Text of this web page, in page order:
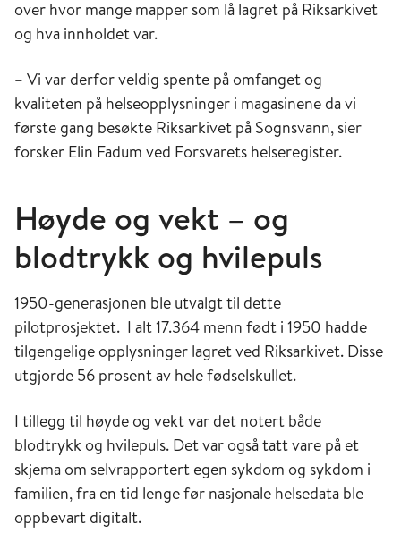
over hvor mange mapper som lå lagret på Riksarkivet
og hva innholdet var.
– Vi var derfor veldig spente på omfanget og
kvaliteten på helseopplysninger i magasinene da vi
første gang besøkte Riksarkivet på Sognsvann, sier
forsker Elin Fadum ved Forsvarets helseregister.
Høyde og vekt – og
blodtrykk og hvilepuls
1950-generasjonen ble utvalgt til dette
pilotprosjektet. I alt 17.364 menn født i 1950 hadde
tilgengelige opplysninger lagret ved Riksarkivet. Disse
utgjorde 56 prosent av hele fødselskullet.
I tillegg til høyde og vekt var det notert både
blodtrykk og hvilepuls. Det var også tatt vare på et
skjema om selvrapportert egen sykdom og sykdom i
familien, fra en tid lenge før nasjonale helsedata ble
oppbevart digitalt.